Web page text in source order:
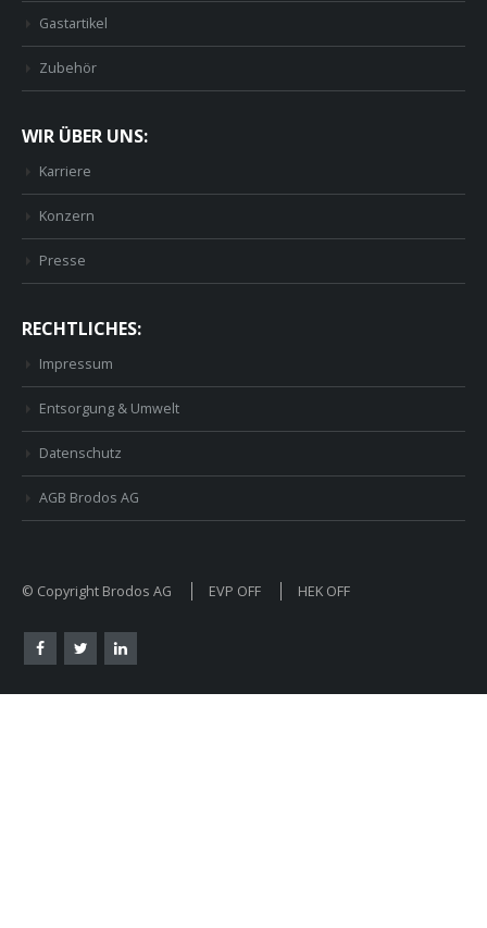
Gastartikel
Zubehör
WIR ÜBER UNS:
Karriere
Konzern
Presse
RECHTLICHES:
Impressum
Entsorgung & Umwelt
Datenschutz
AGB Brodos AG
© Copyright Brodos AG EVP OFF HEK OFF